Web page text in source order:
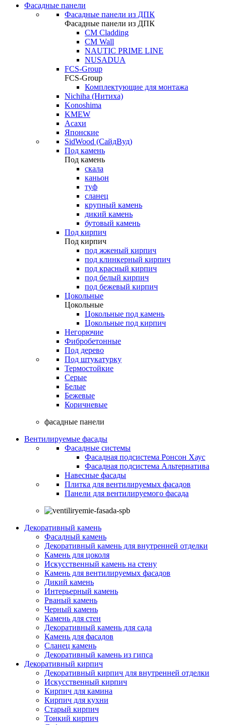
Фасадные панели
Фасадные панели из ДПК
Фасадные панели из ДПК
CM Cladding
CM Wall
NAUTIC PRIME LINE
NUSADUA
FCS-Group
FCS-Group
Комплектующие для монтажа
Nichiha (Нитиха)
Konoshima
KMEW
Асахи
Японские
SidWood (СайдВуд)
Под камень
Под камень
скала
каньон
туф
сланец
крупный камень
дикий камень
бутовый камень
Под кирпич
Под кирпич
под жженый кирпич
под клинкерный кирпич
под красный кирпич
под белый кирпич
под бежевый кирпич
Цокольные
Цокольные
Цокольные под камень
Цокольные под кирпич
Негорючие
Фибробетонные
Под дерево
Под штукатурку
Термостойкие
Серые
Белые
Бежевые
Коричневые
фасадные панели
Вентилируемые фасады
Фасадные системы
Фасадная подсистема Ронсон Хаус
Фасадная подсистема Альтернатива
Навесные фасады
Плитка для вентилируемых фасадов
Панели для вентилируемого фасада
Декоративный камень
Фасадный камень
Декоративный камень для внутренней отделки
Камень для цоколя
Искусственный камень на стену
Камень для вентилируемых фасадов
Дикий камень
Интерьерный камень
Рваный камень
Черный камень
Камень для стен
Декоративный камень для сада
Камень для фасадов
Сланец камень
Декоративный камень из гипса
Декоративный кирпич
Декоративный кирпич для внутренней отделки
Искусственный кирпич
Кирпич для камина
Кирпич для кухни
Старый кирпич
Тонкий кирпич